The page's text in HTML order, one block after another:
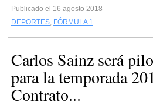
Publicado el 16 agosto 2018
DEPORTES, FÓRMULA 1
Carlos Sainz será
para la temporada
Contrato...